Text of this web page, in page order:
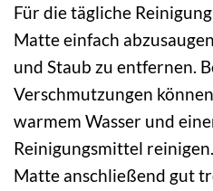
Für die tägliche
Matte einfach
und Staub zu entfernen.
Verschmutzungen
warmem Wasser und
Reinigungsmittel
Matte anschließend gut